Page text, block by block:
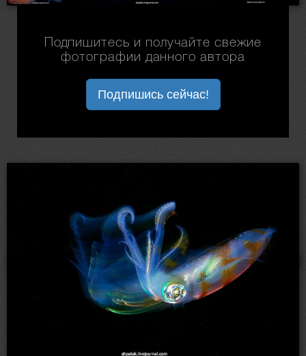
Подпишитесь и получайте свежие
фотографии данного автора
Подпишись сейчас!